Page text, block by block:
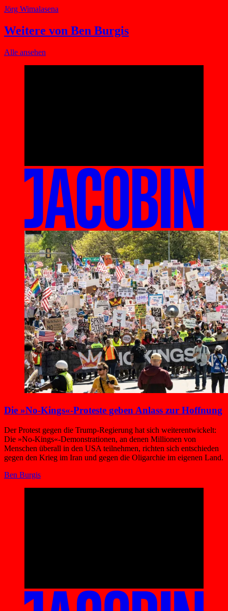
Jörg Wimalasena
Weitere von Ben Burgis
Alle ansehen
Die »No-Kings«-Proteste geben Anlass zur Hoffnung
Der Protest gegen die Trump-Regierung hat sich weiterentwickelt:
Die »No-Kings«-Demonstrationen, an denen Millionen von
Menschen überall in den USA teilnehmen, richten sich entschieden
gegen den Krieg im Iran und gegen die Oligarchie im eigenen Land.
Ben Burgis